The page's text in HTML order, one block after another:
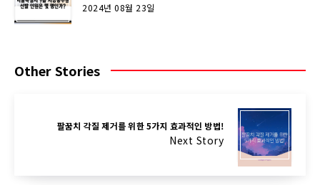
2024년 08월 23일
Other Stories
팔꿈치 각질 제거를 위한 5가지 효과적인 방법!
Next Story